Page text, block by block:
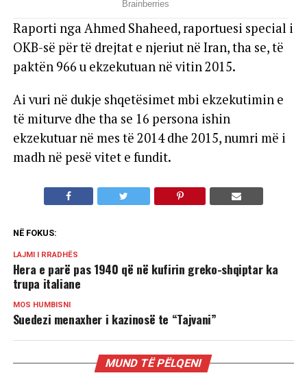
Raporti nga Ahmed Shaheed, raportuesi special i
OKB-së për të drejtat e njeriut në Iran, tha se, të
paktën 966 u ekzekutuan në vitin 2015.
Ai vuri në dukje shqetësimet mbi ekzekutimin e
të miturve dhe tha se 16 persona ishin
ekzekutuar në mes të 2014 dhe 2015, numri më i
madh në pesë vitet e fundit.
NË FOKUS:
LAJMI I RRADHËS
Hera e parë pas 1940 që në kufirin greko-shqiptar ka
trupa italiane
MOS HUMBISNI
Suedezi menaxher i kazinosë te “Tajvani”
MUND TË PËLQENI